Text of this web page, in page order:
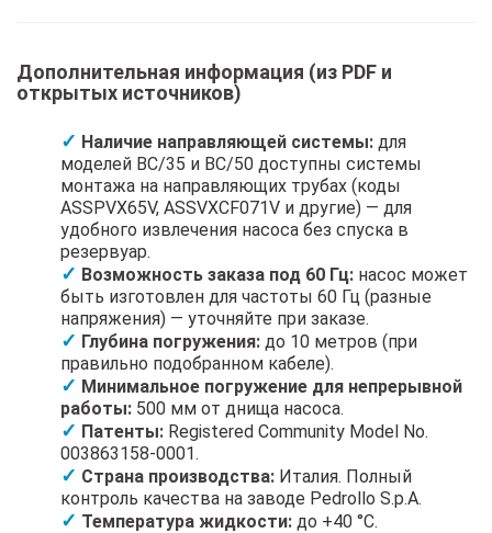
Дополнительная информация (из PDF и
открытых источников)
Наличие направляющей системы: для
моделей BC/35 и BC/50 доступны системы
монтажа на направляющих трубах (коды
ASSPVX65V, ASSVXCF071V и другие) — для
удобного извлечения насоса без спуска в
резервуар.
Возможность заказа под 60 Гц: насос может
быть изготовлен для частоты 60 Гц (разные
напряжения) — уточняйте при заказе.
Глубина погружения: до 10 метров (при
правильно подобранном кабеле).
Минимальное погружение для непрерывной
работы: 500 мм от днища насоса.
Патенты: Registered Community Model No.
003863158-0001.
Страна производства: Италия. Полный
контроль качества на заводе Pedrollo S.p.A.
Температура жидкости: до +40 °C.